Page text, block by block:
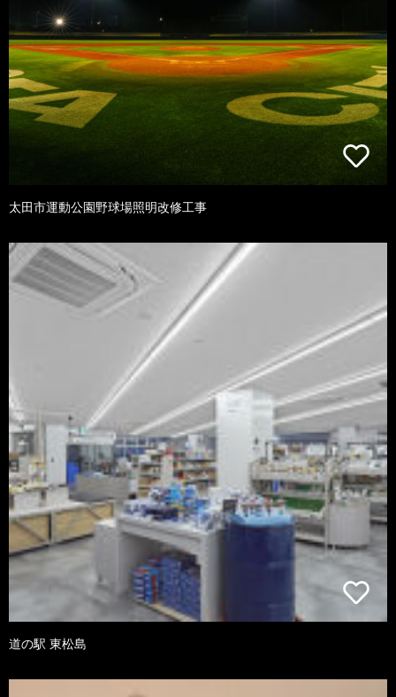
太田市運動公園野球場照明改修工事
道の駅 東松島